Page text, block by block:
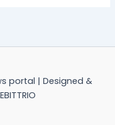
portal | Designed &